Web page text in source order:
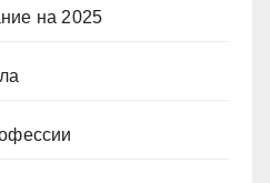
на 2025